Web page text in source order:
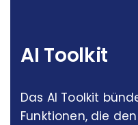
AI Toolkit
Das AI Toolkit
Funktionen, die